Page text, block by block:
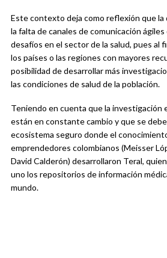
Este contexto deja como reflexión que
la falta de canales de comunicación
desafíos en el sector de la salud, pues al
los países o las regiones con mayores
posibilidad de desarrollar más
las condiciones de salud de la población.
Teniendo en cuenta que la investigación
están en constante cambio y que se
ecosistema seguro donde el
emprendedores colombianos (Meisser
David Calderón) desarrollaron Teral,
uno los repositorios de información
mundo.